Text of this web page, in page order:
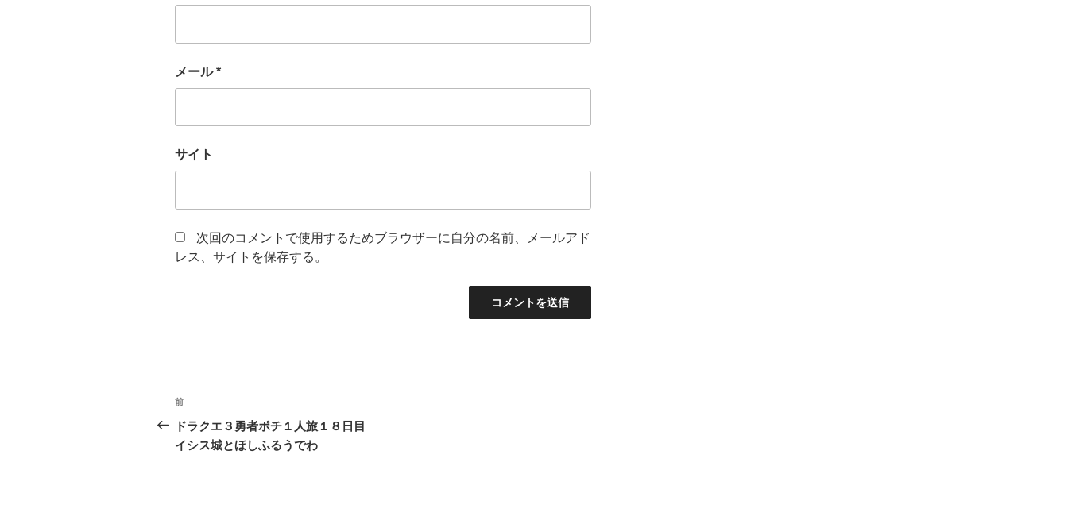
メール*
サイト
次回のコメントで使用するためブラウザーに自分の名前、メールアド
レス、サイトを保存する。
投
稿
ナ
過
去
の
前
ドラクエ３勇者ポチ１人旅１８日目
イシス城とほしふるうでわ